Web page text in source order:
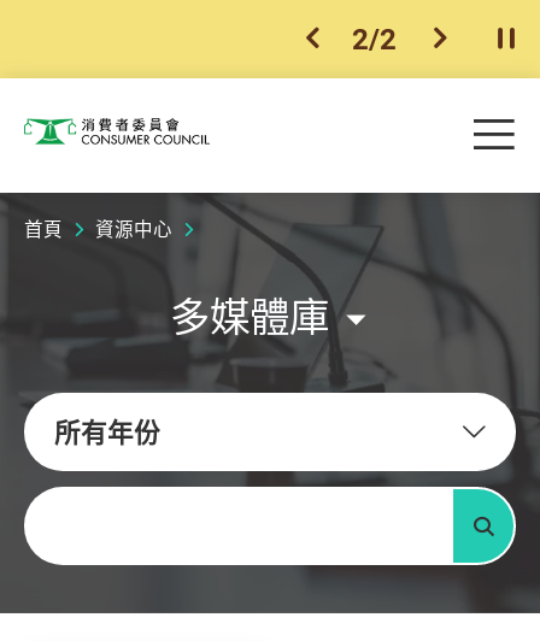
上一個
2/2 下一個開
消費者委員會 目
首頁 資源中心
多媒體庫
所有年份
關鍵字
搜尋